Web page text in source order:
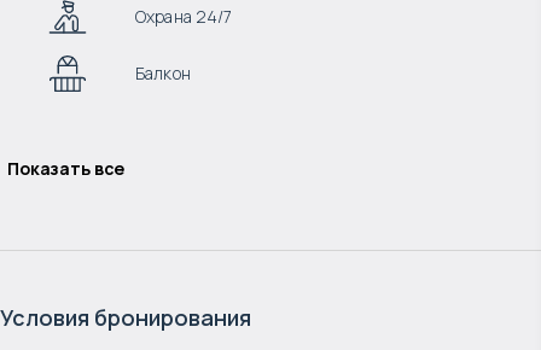
Охрана 24/7
Балкон
Показать все
Условия бронирования